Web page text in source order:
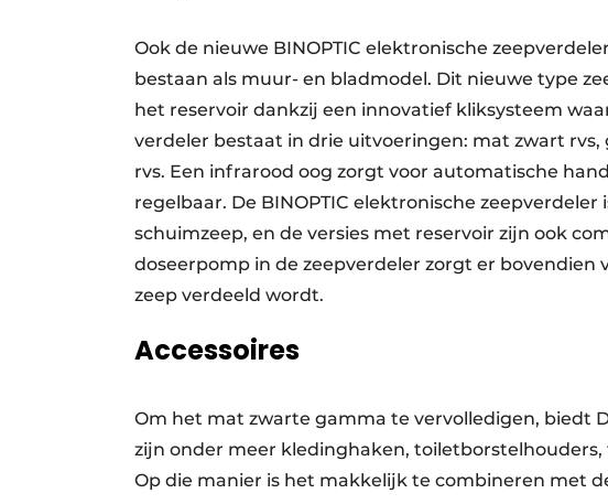
Ook de nieuwe BINOPTIC elektronische
bestaan als muur- en bladmodel. Dit nieuwe type
het reservoir dankzij een innovatief kliksysteem
verdeler bestaat in drie uitvoeringen: mat zwart
rvs. Een infrarood oog zorgt voor automatische
regelbaar. De BINOPTIC elektronische
schuimzeep, en de versies met reservoir zijn ook
doseerpomp in de zeepverdeler zorgt er bovendien
zeep verdeeld wordt.
Accessoires
Om het mat zwarte gamma te vervolledigen, biedt
zijn onder meer kledinghaken,
Op die manier is het makkelijk te combineren met